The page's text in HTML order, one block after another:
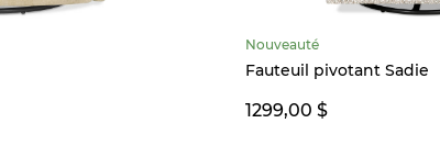
Nouveauté
Fauteuil pivotant Sadie
1299,00 $